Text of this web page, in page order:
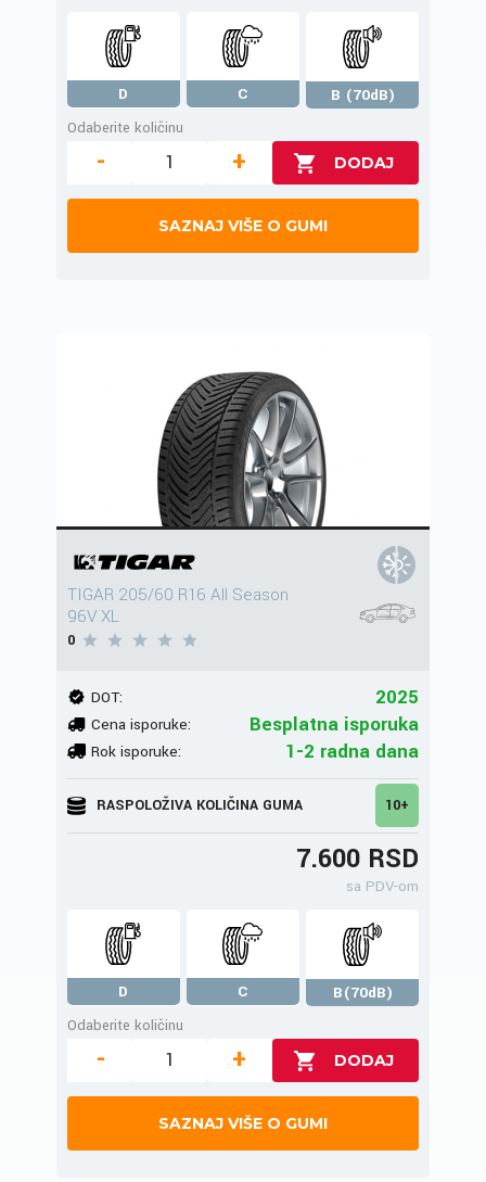
D C
B (70dB)
Odaberite količinu
- +
SAZNAJ VIŠE O GUMI
TIGAR 205/60 R16 All Season
96V XL
0
DOT: 2025
Cena isporuke: Besplatna isporuka
Rok isporuke: 1-2 radna dana
RASPOLOŽIVA KOLIČINA GUMA 10+
7.600 RSD
sa PDV-om
D C
B(70dB)
Odaberite količinu
- +
SAZNAJ VIŠE O GUMI